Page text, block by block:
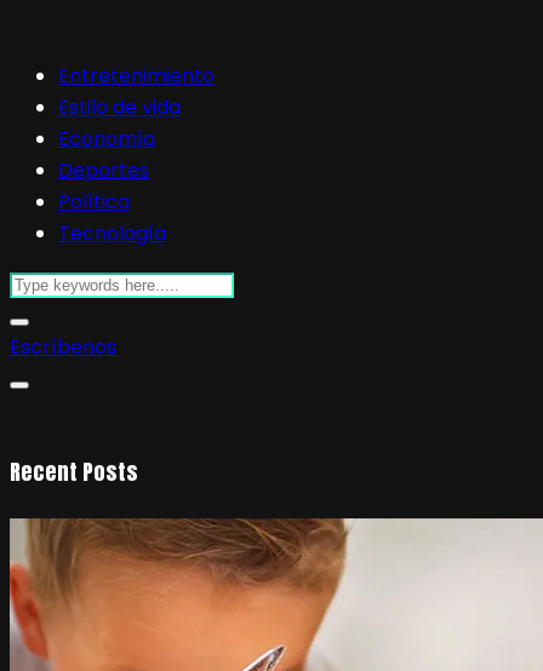
Entretenimiento
Estilo de vida
Economía
Deportes
Política
Tecnología
Escríbenos
Recent Posts